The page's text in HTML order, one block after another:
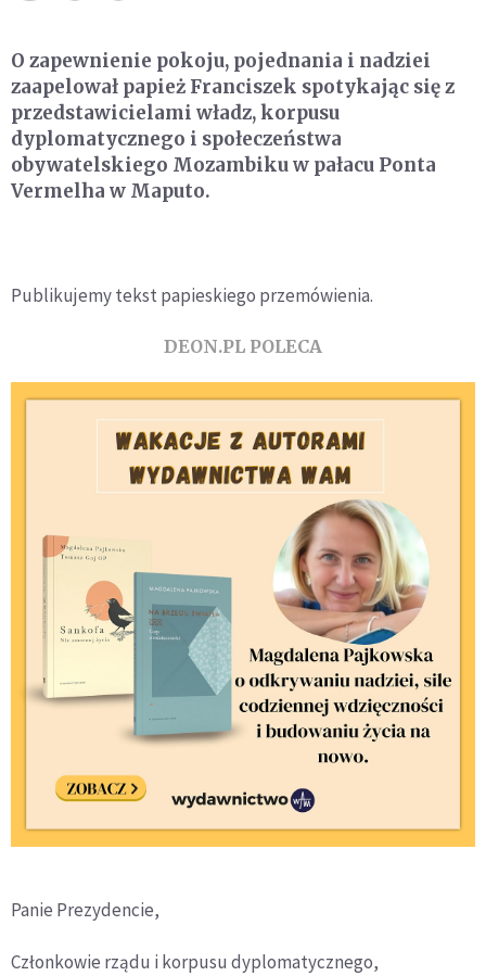
O zapewnienie pokoju, pojednania i nadziei
zaapelował papież Franciszek spotykając się z
przedstawicielami władz, korpusu
dyplomatycznego i społeczeństwa
obywatelskiego Mozambiku w pałacu Ponta
Vermelha w Maputo.
Publikujemy tekst papieskiego przemówienia.
DEON.PL POLECA
Panie Prezydencie,
Członkowie rządu i korpusu dyplomatycznego,